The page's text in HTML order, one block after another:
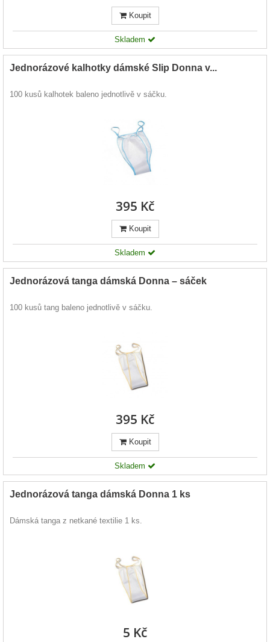
Koupit
Skladem
Jednorázové kalhotky dámské Slip Donna v...
100 kusů kalhotek baleno jednotlivě v sáčku.
395 Kč
Koupit
Skladem
Jednorázová tanga dámská Donna – sáček
100 kusů tang baleno jednotlivě v sáčku.
395 Kč
Koupit
Skladem
Jednorázová tanga dámská Donna 1 ks
Dámská tanga z netkané textilie 1 ks.
5 Kč